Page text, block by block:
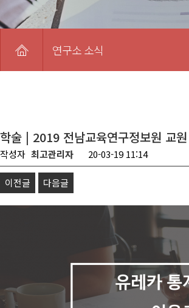
연구소 소식
학술 | 2019 전남교육연구정보원 교
작성자 최고관리자 20-03-19 11:14
이전글 다음글